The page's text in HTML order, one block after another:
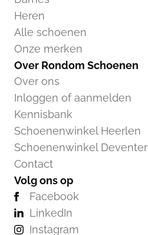
Heren
Alle schoenen
Onze merken
Over Rondom Schoenen
Over ons
Inloggen of aanmelden
Kennisbank
Schoenenwinkel Heerlen
Schoenenwinkel Deventer
Contact
Volg ons op
Facebook
LinkedIn
Instagram